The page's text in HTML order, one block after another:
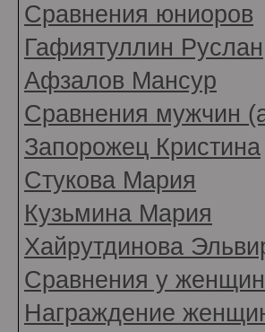
Сравнения юниоров
Гафиятуллин Руслан
Афзалов Мансур
Сравнения мужчин
Запорожец Кристина
Стукова Мария
Кузьмина Мария
Хайрутдинова
Сравнения у женщин
Награждение